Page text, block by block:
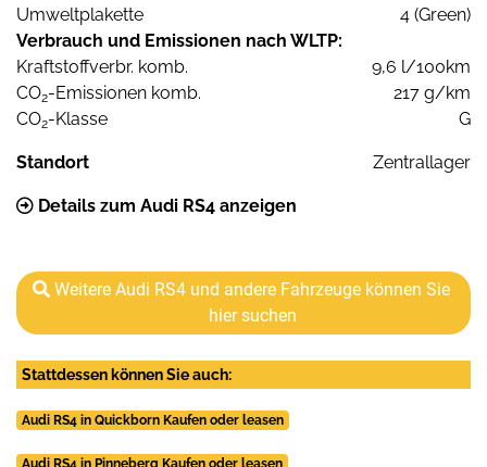
Umweltplakette
4 (Green)
Verbrauch und Emissionen nach WLTP:
Kraftstoffverbr. komb.
9,6 l/100km
CO2-Emissionen komb.
217 g/km
CO2-Klasse G
Standort Zentrallager
Details zum Audi RS4 anzeigen
Weitere Audi RS4 und andere Fahrzeuge können Sie
hier suchen
Stattdessen können Sie auch:
Audi RS4 in Quickborn Kaufen oder leasen
Audi RS4 in Pinneberg Kaufen oder leasen